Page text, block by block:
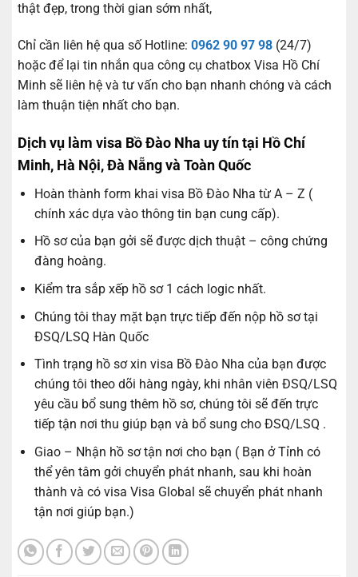
thật đẹp, trong thời gian sớm nhất,
Chỉ cần liên hệ qua số Hotline: 0962 90 97 98 (24/7)
hoặc để lại tin nhắn qua công cụ chatbox Visa Hồ Chí
Minh sẽ liên hệ và tư vấn cho bạn nhanh chóng và cách
làm thuận tiện nhất cho bạn.
Dịch vụ làm visa Bồ Đào Nha uy tín tại Hồ Chí
Minh, Hà Nội, Đà Nẵng và Toàn Quốc
Hoàn thành form khai visa Bồ Đào Nha từ A – Z (
chính xác dựa vào thông tin bạn cung cấp).
Hồ sơ của bạn gởi sẽ được dịch thuật – công chứng
đàng hoàng.
Kiểm tra sắp xếp hồ sơ 1 cách logic nhất.
Chúng tôi thay mặt bạn trực tiếp đến nộp hồ sơ tại
ĐSQ/LSQ Hàn Quốc
Tình trạng hồ sơ xin visa Bồ Đào Nha của bạn được
chúng tôi theo dõi hàng ngày, khi nhân viên ĐSQ/LSQ
yêu cầu bổ sung thêm hồ sơ, chúng tôi sẽ đến trực
tiếp tận nơi thu giúp bạn và bổ sung cho ĐSQ/LSQ .
Giao – Nhận hồ sơ tận nơi cho bạn ( Bạn ở Tỉnh có
thể yên tâm gởi chuyển phát nhanh, sau khi hoàn
thành và có visa Visa Global sẽ chuyển phát nhanh
tận nơi giúp bạn.)